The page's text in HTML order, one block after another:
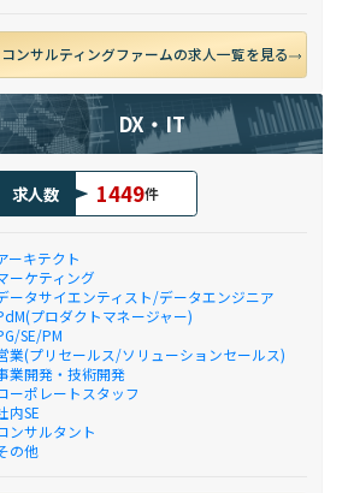
コンサルティングファームの求人一覧を見る
DX・IT
求人数 1449件
ーキテクト
ーケティング
ータサイエンティスト/データエンジニア
プロダクトマネージャー)
SE/PM
業(プリセールス/ソリューションセールス)
業開発・技術開発
ーポレートスタッフ
内SE
ンサルタント
の他